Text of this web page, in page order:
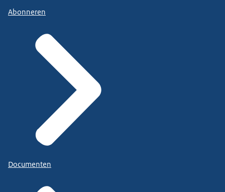
Abonneren
Documenten